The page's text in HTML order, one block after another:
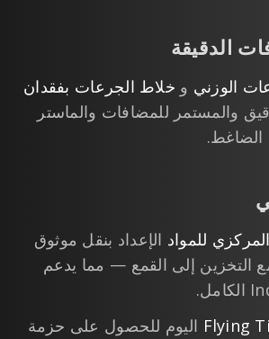
الدقيقة
الوزني و خلاط الجرعات بفقدان
والمستمر للمضافات والماستر
الضاغط.
للمواد الإعداد بنقل موثوق
التخزين إلى القمع — مما يدعم
اليوم للحصول على حزمة